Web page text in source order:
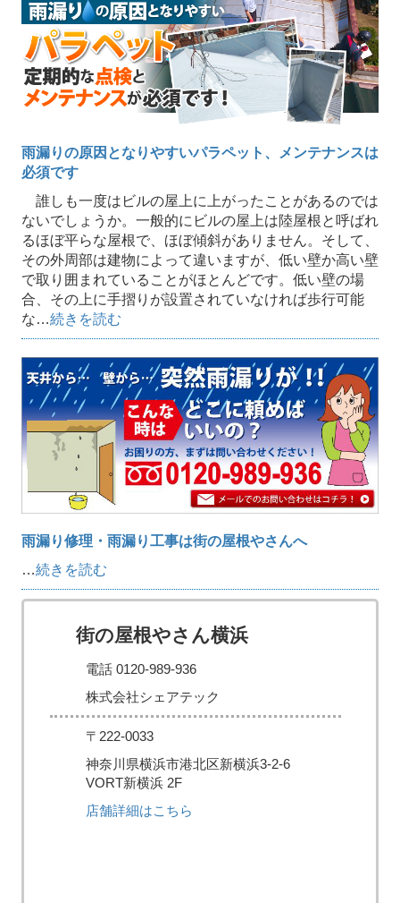
雨漏りの原因となりやすいパラペット、メンテナンスは
必須です
誰しも一度はビルの屋上に上がったことがあるのでは
ないでしょうか。一般的にビルの屋上は陸屋根と呼ばれ
るほぼ平らな屋根で、ほぼ傾斜がありません。そして、
その外周部は建物によって違いますが、低い壁か高い壁
で取り囲まれていることがほとんどです。低い壁の場
合、その上に手摺りが設置されていなければ歩行可能
な…続きを読む
雨漏り修理・雨漏り工事は街の屋根やさんへ
…続きを読む
街の屋根やさん横浜
電話 0120-989-936
株式会社シェアテック
〒222-0033
神奈川県横浜市港北区新横浜3-2-6
VORT新横浜 2F
店舗詳細はこちら